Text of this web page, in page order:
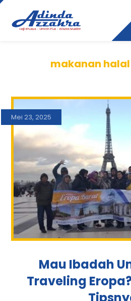
makanan
Mau Ibadah
Traveling
Mei 23, 2025